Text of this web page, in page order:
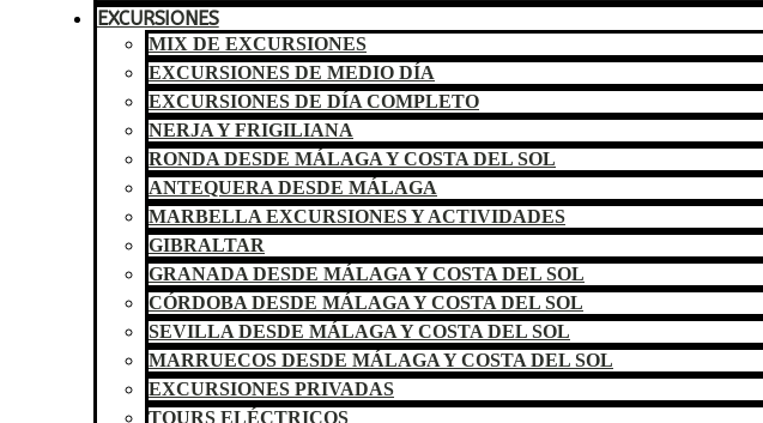
EXCURSIONES
MIX DE EXCURSIONES
EXCURSIONES DE MEDIO DÍA
EXCURSIONES DE DÍA COMPLETO
NERJA Y FRIGILIANA
RONDA DESDE MÁLAGA Y COSTA DEL SOL
ANTEQUERA DESDE MÁLAGA
MARBELLA EXCURSIONES Y ACTIVIDADES
GIBRALTAR
GRANADA DESDE MÁLAGA Y COSTA DEL SOL
CÓRDOBA DESDE MÁLAGA Y COSTA DEL SOL
SEVILLA DESDE MÁLAGA Y COSTA DEL SOL
MARRUECOS DESDE MÁLAGA Y COSTA DEL SOL
EXCURSIONES PRIVADAS
TOURS ELÉCTRICOS